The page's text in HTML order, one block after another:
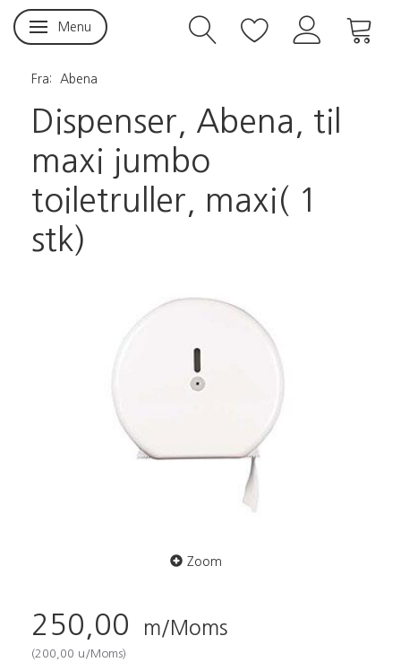
Skifte navigation
Menu
Fra: Abena
Dispenser, Abena, til
maxi jumbo
toiletruller, maxi( 1
stk)
Zoom
250,00 m/Moms
(200,00 u/Moms)